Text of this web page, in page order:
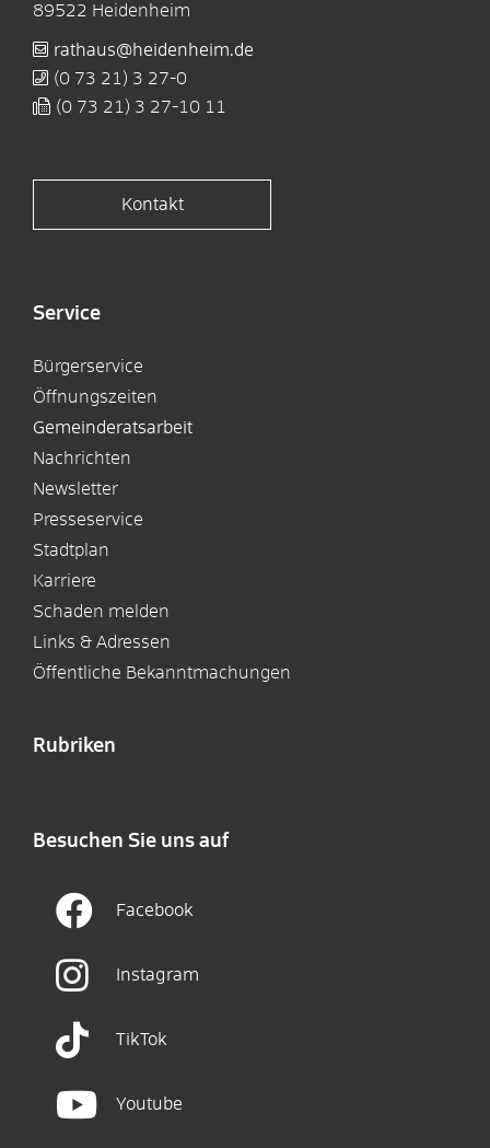
89522 Heidenheim
rathaus@heidenheim.de
(0 73 21) 3 27-0
(0 73 21) 3 27-10 11
Kontakt
Service
Bürgerservice
Öffnungszeiten
Gemeinderatsarbeit
Nachrichten
Newsletter
Presseservice
Stadtplan
Karriere
Schaden melden
Links & Adressen
Öffentliche Bekanntmachungen
Rubriken
Besuchen Sie uns auf
Facebook
Instagram
TikTok
Youtube